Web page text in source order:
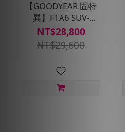
【GOODYEAR 固特
異】F1A6 SUV-
235/45R19 四入組
(超高性能操控胎)含安
裝定位平衡
NT$28,800
NT$29,600